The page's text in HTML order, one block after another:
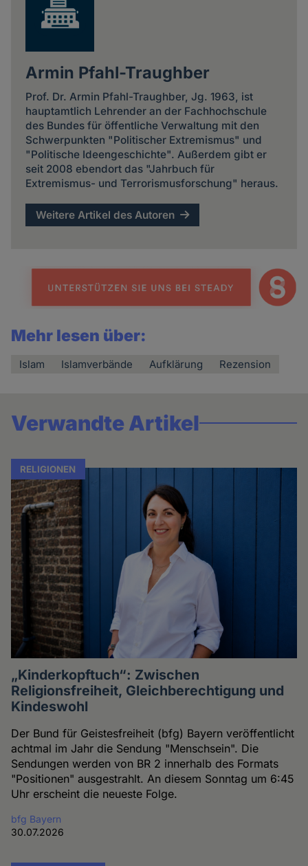
Armin Pfahl-Traughber
Prof. Dr. Armin Pfahl-Traughber, Jg. 1963, ist
hauptamtlich Lehrender an der Fachhochschule
des Bundes für öffentliche Verwaltung mit den
Schwerpunkten "Politischer Extremismus" und
"Politische Ideengeschichte". Außerdem gibt er
seit 2008 ebendort das "Jahrbuch für
Extremismus- und Terrorismusforschung" heraus.
Weitere Artikel des Autoren
Mehr lesen über:
Islam Islamverbände Aufklärung Rezension
Verwandte Artikel
RELIGIONEN
„Kinderkopftuch“: Zwischen
Religionsfreiheit, Gleichberechtigung und
Kindeswohl
Der Bund für Geistesfreiheit (bfg) Bayern veröffentlicht
achtmal im Jahr die Sendung "Menschsein". Die
Sendungen werden von BR 2 innerhalb des Formats
"Positionen" ausgestrahlt. An diesem Sonntag um 6:45
Uhr erscheint die neueste Folge.
bfg Bayern
30.07.2026